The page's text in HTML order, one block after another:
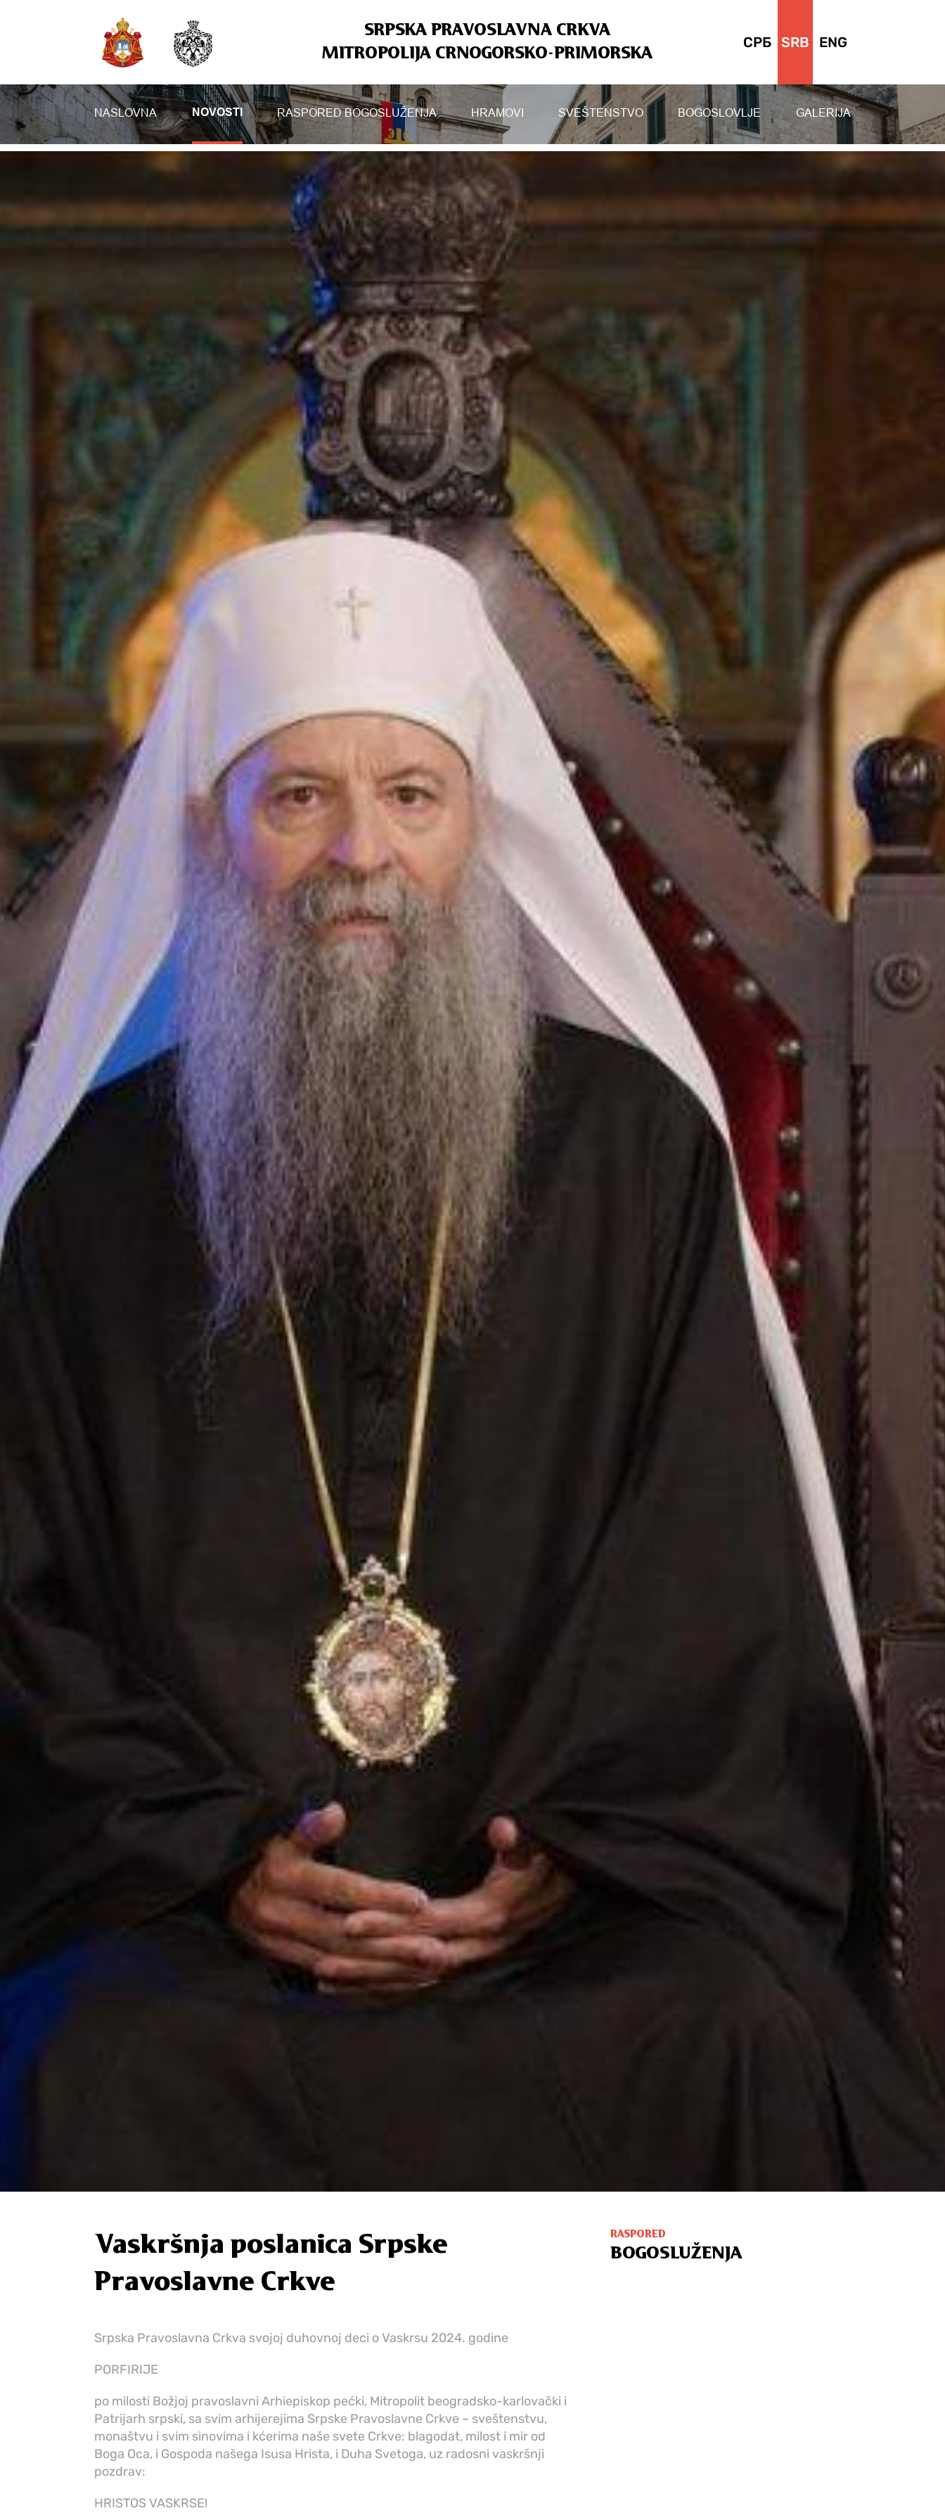
SRPSKA PRAVOSLAVNA CRKVA
MITROPOLIJA CRNOGORSKO-PRIMORSKA
СРБ SRB ENG
NASLOVNA NOVOSTI RASPORED BOGOSLUŽENJA HRAMOVI SVEŠTENSTVO BOGOSLOVLJE GALERIJA
Vaskršnja poslanica Srpske
Pravoslavne Crkve
Srpska Pravoslavna Crkva svojoj duhovnoj deci o Vaskrsu 2024. godine
PORFIRIJE
po milosti Božjoj pravoslavni Arhiepiskop pećki, Mitropolit beogradsko-karlovački i
Patrijarh srpski, sa svim arhijerejima Srpske Pravoslavne Crkve – sveštenstvu,
monaštvu i svim sinovima i kćerima naše svete Crkve: blagodat, milost i mir od
Boga Oca, i Gospoda našega Isusa Hrista, i Duha Svetoga, uz radosni vaskršnji
pozdrav:
HRISTOS VASKRSE!
RASPORED
BOGOSLUŽENJA